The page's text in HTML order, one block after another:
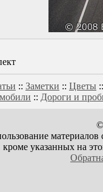
:: Заметки :: Цветы ::
:: Дороги и
материалов
кроме указанных на